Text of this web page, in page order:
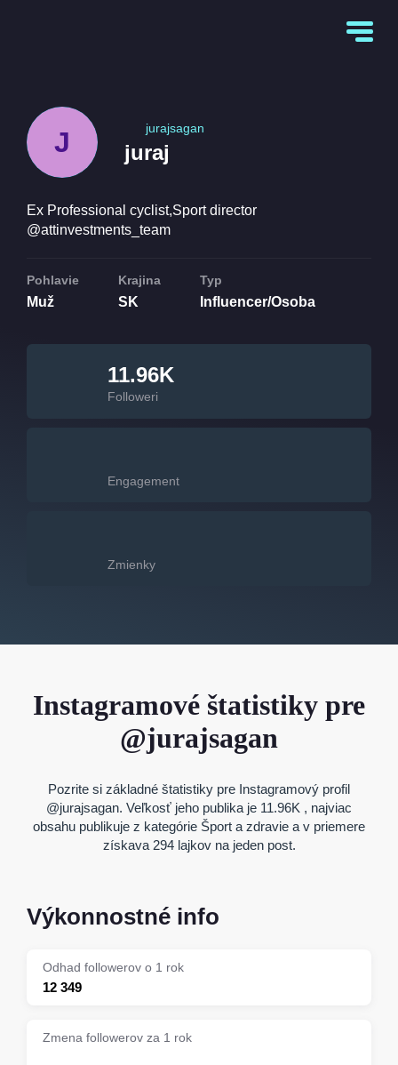
J jurajsagan
juraj
Ex Professional cyclist,Sport director
@attinvestments_team
Pohlavie
Muž
Krajina
SK
Typ
Influencer/Osoba
11.96K
Followeri
Engagement
Zmienky
Instagramové štatistiky pre
@jurajsagan
Pozrite si základné štatistiky pre Instagramový profil
@jurajsagan. Veľkosť jeho publika je 11.96K , najviac
obsahu publikuje z kategórie Šport a zdravie a v priemere
získava 294 lajkov na jeden post.
Výkonnostné info
Odhad followerov o 1 rok
12 349
Zmena followerov za 1 rok